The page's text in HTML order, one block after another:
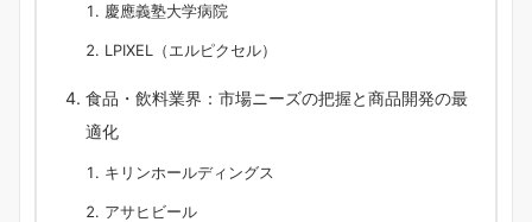
慶應義塾大学病院
LPIXEL（エルピクセル）
食品・飲料業界：市場ニーズの把握と商品開発の最
適化
キリンホールディングス
アサヒビール